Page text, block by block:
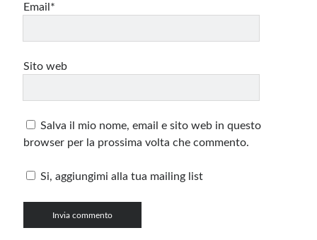
Email*
Sito web
Salva il mio nome, email e sito web in questo
browser per la prossima volta che commento.
Si, aggiungimi alla tua mailing list